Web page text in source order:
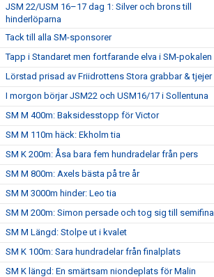
JSM 22/USM 16–17 dag 1: Silver och brons till
hinderlöparna
Tack till alla SM-sponsorer
Tapp i Standaret men fortfarande elva i SM-pokalen
Lörstad prisad av Friidrottens Stora grabbar & tjejer
I morgon börjar JSM22 och USM16/17 i Sollentuna
SM M 400m: Baksidesstopp för Victor
SM M 110m häck: Ekholm tia
SM K 200m: Åsa bara fem hundradelar från pers
SM M 800m: Axels bästa på tre år
SM M 3000m hinder: Leo tia
SM M 200m: Simon persade och tog sig till semifinal
SM M Längd: Stolpe ut i kvalet
SM K 100m: Sara hundradelar från finalplats
SM K längd: En smärtsam niondeplats för Malin